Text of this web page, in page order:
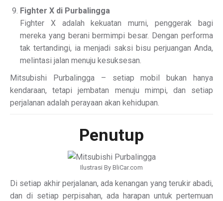
Fighter X di Purbalingga
Fighter X adalah kekuatan murni, penggerak bagi
mereka yang berani bermimpi besar. Dengan performa
tak tertandingi, ia menjadi saksi bisu perjuangan Anda,
melintasi jalan menuju kesuksesan.
Mitsubishi Purbalingga – setiap mobil bukan hanya
kendaraan, tetapi jembatan menuju mimpi, dan setiap
perjalanan adalah perayaan akan kehidupan.
Penutup
Ilustrasi By BliCar.com
Di setiap akhir perjalanan, ada kenangan yang terukir abadi,
dan di setiap perpisahan, ada harapan untuk pertemuan